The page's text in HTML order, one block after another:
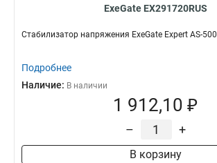
ExeGate EX291720RUS
Стабилизатор напряжения ExeGate Expert AS-500
Подробнее
Наличие: В наличии
1 912,10 ₽
– +
В корзину